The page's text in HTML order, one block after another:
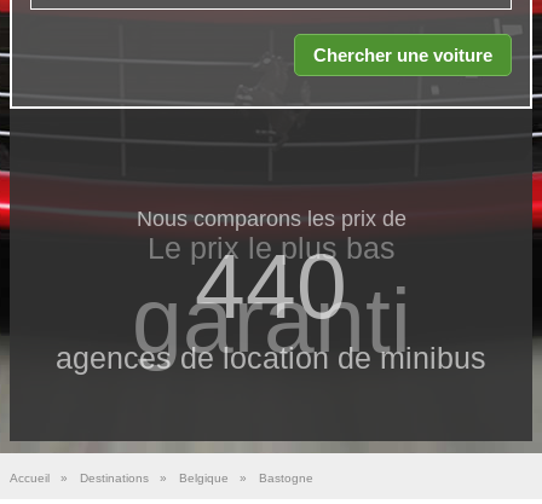
Nous comparons les prix de
440
agences de location de minibus
Le prix le​ plus bas
garanti
Accueil » Destinations » Belgique » Bastogne